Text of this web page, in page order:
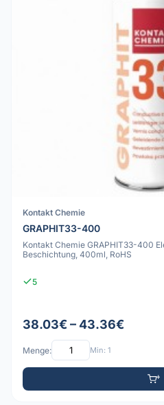
Kontakt Chemie
GRAPHIT33-400
Kontakt Chemie GRAPHIT33-400
Beschichtung, 400ml, RoHS
5
38.03€ – 43.36€
Menge: Min: 1